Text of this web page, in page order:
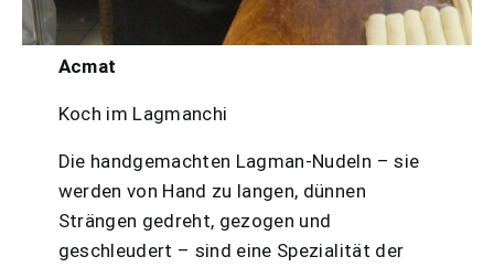
Acmat
Koch im Lagmanchi
Die handgemachten Lagman-Nudeln – sie
werden von Hand zu langen, dünnen
Strängen gedreht, gezogen und
geschleudert – sind eine Spezialität der